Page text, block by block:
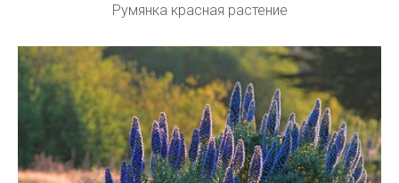
Румянка красная растение